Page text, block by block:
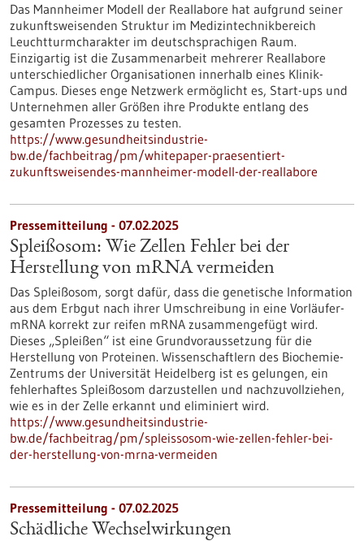
Das Mannheimer Modell der Reallabore hat aufgrund seiner
zukunftsweisenden Struktur im Medizintechnikbereich
Leuchtturmcharakter im deutschsprachigen Raum.
Einzigartig ist die Zusammenarbeit mehrerer Reallabore
unterschiedlicher Organisationen innerhalb eines Klinik-
Campus. Dieses enge Netzwerk ermöglicht es, Start-ups und
Unternehmen aller Größen ihre Produkte entlang des
gesamten Prozesses zu testen.
https://www.gesundheitsindustrie-
bw.de/fachbeitrag/pm/whitepaper-praesentiert-
zukunftsweisendes-mannheimer-modell-der-reallabore
Pressemitteilung - 07.02.2025
Spleißosom: Wie Zellen Fehler bei der
Herstellung von mRNA vermeiden
Das Spleißosom, sorgt dafür, dass die genetische Information
aus dem Erbgut nach ihrer Umschreibung in eine Vorläufer-
mRNA korrekt zur reifen mRNA zusammengefügt wird.
Dieses „Spleißen“ ist eine Grundvoraussetzung für die
Herstellung von Proteinen. Wissenschaftlern des Biochemie-
Zentrums der Universität Heidelberg ist es gelungen, ein
fehlerhaftes Spleißosom darzustellen und nachzuvollziehen,
wie es in der Zelle erkannt und eliminiert wird.
https://www.gesundheitsindustrie-
bw.de/fachbeitrag/pm/spleissosom-wie-zellen-fehler-bei-
der-herstellung-von-mrna-vermeiden
Pressemitteilung - 07.02.2025
Schädliche Wechselwirkungen